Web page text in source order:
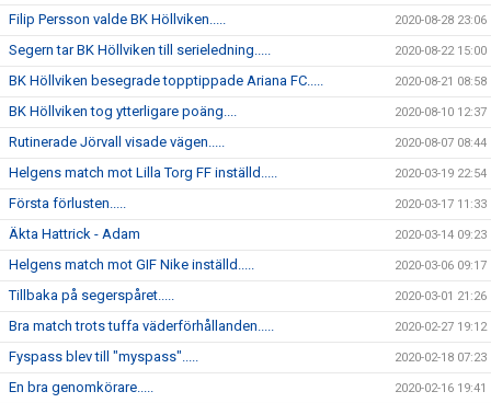
Filip Persson valde BK Höllviken..... 2020-08-28 23:06
Segern tar BK Höllviken till serieledning..... 2020-08-22 15:00
BK Höllviken besegrade topptippade Ariana FC..... 2020-08-21 08:58
BK Höllviken tog ytterligare poäng.... 2020-08-10 12:37
Rutinerade Jörvall visade vägen..... 2020-08-07 08:44
Helgens match mot Lilla Torg FF inställd..... 2020-03-19 22:54
Första förlusten..... 2020-03-17 11:33
Äkta Hattrick - Adam 2020-03-14 09:23
Helgens match mot GIF Nike inställd..... 2020-03-06 09:17
Tillbaka på segerspåret..... 2020-03-01 21:26
Bra match trots tuffa väderförhållanden..... 2020-02-27 19:12
Fyspass blev till "myspass"..... 2020-02-18 07:23
En bra genomkörare..... 2020-02-16 19:41